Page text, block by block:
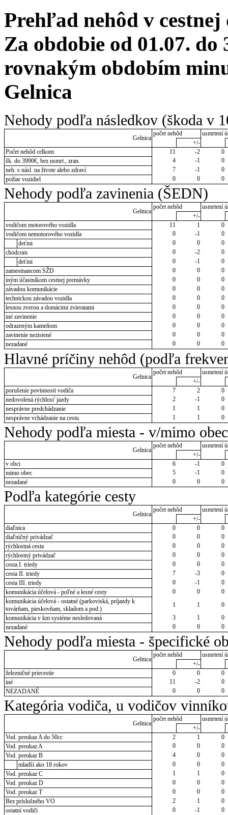
Prehľad nehôd v cestnej
Za obdobie od 01.07. do
rovnakým obdobím
Gelnica
Nehody podľa následkov (škoda v
Gelnica
počet nehôd
usmrtení
+/-
Počet nehôd celkom
11 -2
0
šk. do 3990€, bez usmrt., zran.
4 -1
0
neh. s násl. na živote alebo zdraví
7 -1
0
požiar vozidiel
0 0 0
Nehody podľa zavinenia (ŠEDN)
Gelnica
počet nehôd
usmrtení
+/-
vodičom motorového vozidla
11 1
0
vodičom nemotorového vozidla
0 -1
0
deťmi
0 0
0
chodcom
0 -2
0
deťmi
0 -1
0
zamestnancom SŽD
0 0
0
iným účastníkom cestnej premávky
0 0
0
závadou komunikácie
0 0
0
technickou závadou vozidla
0 0
0
lesnou zverou a domácimi zvieratami
0 0
0
iné zavinenie
0 0
0
odrazeným kameňom
0 0
0
zavinenie nezistené
0 0
0
nezadané
0 0 0
Hlavné príčiny nehôd (podľa
Gelnica
počet nehôd
usmrtení
+/-
porušenie povinnosti vodiča
7 2
0
nedovolená rýchlosť jazdy
2 -1
0
nesprávne predchádzanie
1 1
0
nesprávne vchádzanie na cestu
1 1 0
Nehody podľa miesta - v/mimo obec
Gelnica
počet nehôd
usmrtení
+/-
v obci
6 -1
0
mimo obec
5 -1
0
nezadané
0 0 0
Podľa kategórie cesty
Gelnica
počet nehôd
usmrtení
+/-
diaľnica
0 0
0
diaľničný privádzač
0 0
0
rýchlostná cesta
0 0
0
rýchlostný privádzač
0 0
0
cesta I. triedy
0 0
0
cesta II. triedy
7 -3
0
cesta III. triedy
0 -1
0
komunikácia účelová - poľné a lesné cesty
0 0
0
komunikácia účelová - ostatné (parkoviská, príjazdy k
továrňam, pieskovňam, skladom a pod.)
1 1
0
komunikácia v km systéme nesledovaná
3 1
0
nezadané
0 0 0
Nehody podľa miesta - špecifické
Gelnica
počet nehôd
usmrtení
+/-
železničné priecestie
0 0
0
iné
11 -2
0
NEZADANÉ
0 0 0
Kategória vodiča, u vodičov
Gelnica
počet nehôd
usmrtení
+/-
Vod. preukaz A do 50cc
2 1
0
Vod. preukaz A
0 0
0
Vod. preukaz B
4 0
0
mladší ako 18 rokov
0 0
0
Vod. preukaz C
1 1
0
Vod. preukaz D
0 0
0
Vod. preukaz T
0 0
0
Bez príslušného VO
2 1
0
ostatní vodiči
0 -1
0